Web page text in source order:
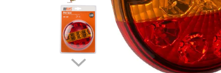
Lubrifiere, intretinere si curatare
Pompe ulei/combustibil
Gradina si padure
Hidraulica si transmisie